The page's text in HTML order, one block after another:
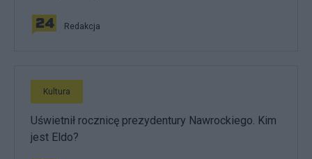
Redakcja
Kultura
Uświetnił rocznicę prezydentury Nawrockiego. Kim
jest Eldo?